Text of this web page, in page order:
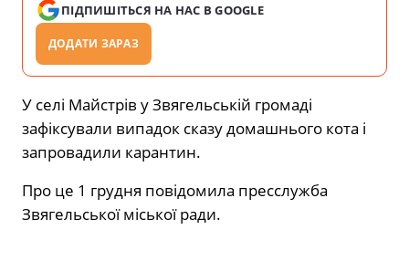
ПІДПИШІТЬСЯ НА НАС В GOOGLE
ДОДАТИ ЗАРАЗ
У селі Майстрів у Звягельській громаді
зафіксували випадок сказу домашнього кота і
запровадили карантин.
Про це 1 грудня повідомила пресслужба
Звягельської міської ради.